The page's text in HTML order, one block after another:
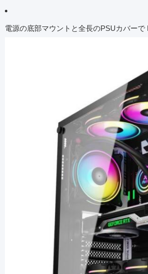
電源の底部マウントと全長のPSUカバー